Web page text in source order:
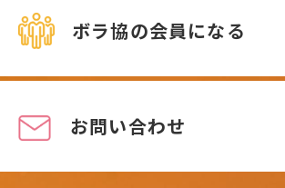
ボラ協の会員になる
お問い合わせ